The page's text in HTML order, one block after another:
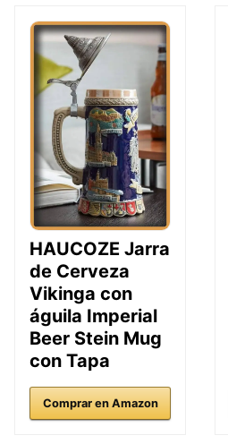
HAUCOZE Jarra
de Cerveza
Vikinga con
águila Imperial
Beer Stein Mug
con Tapa
Comprar en Amazon